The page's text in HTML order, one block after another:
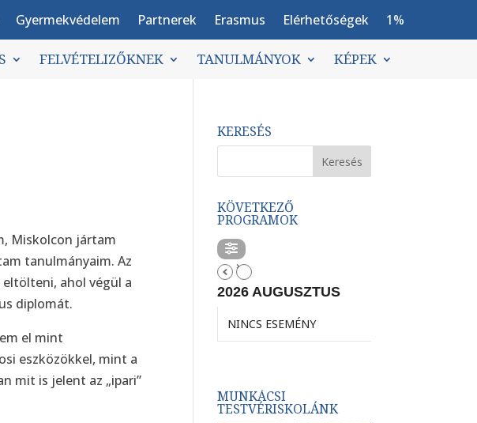
Gyermekvédelem Partnerek Erasmus Elérhetőségek 1%
FELVÉTELIZŐKNEK TANULMÁNYOK KÉPEK
Miskolcon jártam
tanulmányaim. Az
ahol végül a
diplomát.
el mint
eszközökkel, mint a
mit is jelent az „ipari”
KERESÉS
KÖVETKEZŐ
PROGRAMOK
2026 AUGUSZTUS
NINCS ESEMÉNY
MUNKÁCSI
TESTVÉRISKOLÁNK